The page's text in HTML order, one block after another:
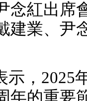
念紅出席
建業、尹
， 2025
年的重要